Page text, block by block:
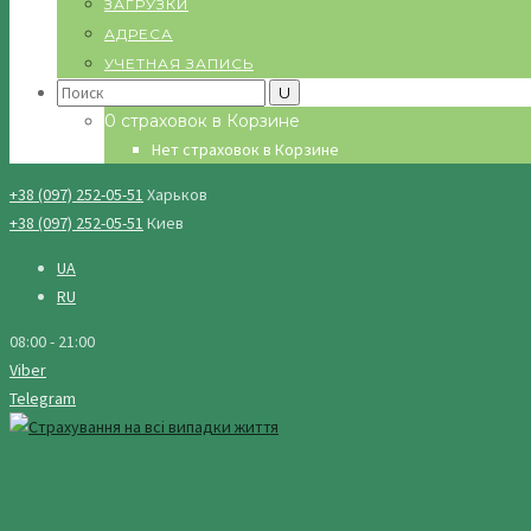
ЗАГРУЗКИ
АДРЕСА
УЧЕТНАЯ ЗАПИСЬ
Search
0 страховок в Корзине
Нет страховок в Корзине
+38 (097) 252-05-51 Харьков
+38 (097) 252-05-51 Киев
UA
RU
08:00 - 21:00
Viber
Telegram